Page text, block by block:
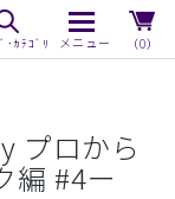
（0）
プロから
編 #4ー